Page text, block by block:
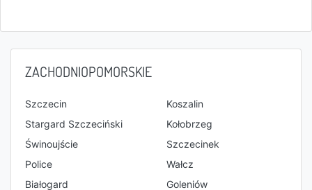
ZACHODNIOPOMORSKIE
Szczecin
Koszalin
Stargard Szczeciński
Kołobrzeg
Świnoujście
Szczecinek
Police
Wałcz
Białogard
Goleniów